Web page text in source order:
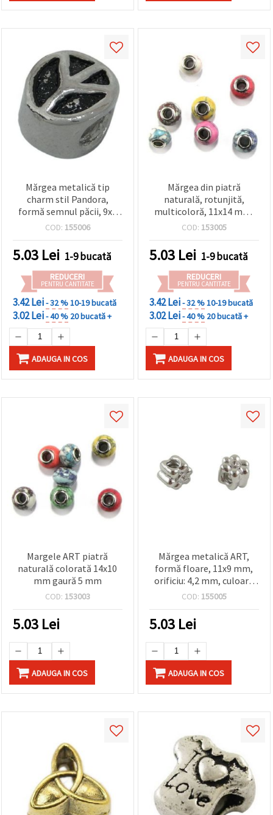
Mărgea metalică tip
charm stil Pandora,
formă semnul păcii, 9x8
mm, gaură 4,2 mm,
COD: 155006
5.03 Lei 1-9 bucată
REDUCERI
PENTRU CANTITATE
3.42 Lei- 32 %10-19 bucată
3.02 Lei- 40 % 20 bucată +
ADAUGA IN COS
Mărgea din piatră
naturală, rotunjită,
multicoloră, 11x14 mm,
stil Pandora
COD: 153005
5.03 Lei 1-9 bucată
REDUCERI
PENTRU CANTITATE
3.42 Lei- 32 %10-19 bucată
3.02 Lei- 40 % 20 bucată +
ADAUGA IN COS
Margele ART piatră
naturală colorată 14x10
mm gaură 5 mm
COD: 153003
5.03 Lei
ADAUGA IN COS
Mărgea metalică ART,
formă floare, 11x9 mm,
orificiu: 4,2 mm, culoare
argintie
COD: 155005
5.03 Lei
ADAUGA IN COS